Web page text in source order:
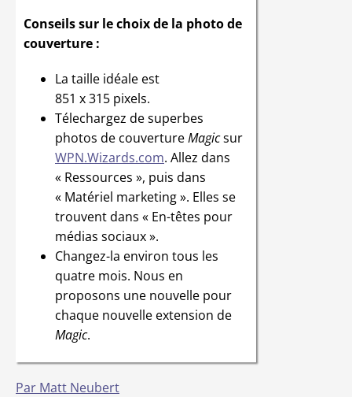
Conseils sur le choix de la photo de
couverture :
La taille idéale est
851 x 315 pixels.
Télechargez de superbes
photos de couvertureMagicsur
WPN.Wizards.com. Allez dans
« Ressources », puis dans
« Matériel marketing ». Elles se
trouvent dans « En-têtes pour
médias sociaux ».
Changez-la environ tous les
quatre mois. Nous en
proposons une nouvelle pour
chaque nouvelle extension de
Magic.
Par Matt Neubert